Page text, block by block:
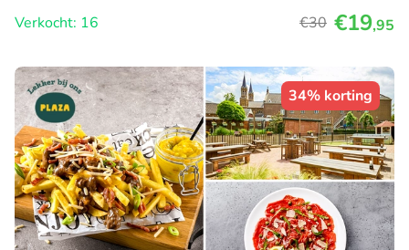
Verkocht: 16
€30 €19,95
34% korting